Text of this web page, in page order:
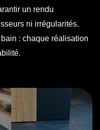
un rendu
ni irrégularités.
: chaque réalisation